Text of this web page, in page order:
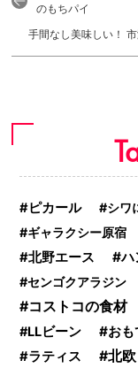
のもちパイ
手間なし美味しい！
ピカール シワ
ギャラクシー原宿
北野エース
ハ
センゴクアラジン
コストコの食材
LLビーン お
ラティス 北欧